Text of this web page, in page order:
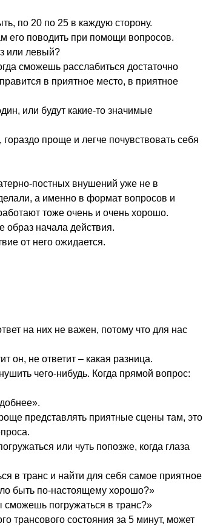
по 20 по 25 в каждую сторону.
его поводить при помощи вопросов.
или левый?
сможешь расслабиться достаточно
в приятное место, в приятное
или будут какие-то значимые
проще и легче почувствовать себя
постных внушений уже не в
а именно в формат вопросов и
тоже очень и очень хорошо.
образ начала действия.
от него ожидается.
на них не важен, потому что для нас
он, не ответит – какая разница.
чего-нибудь. Когда прямой вопрос:
представлять приятные сцены там, это
или чуть попозже, когда глаза
в транс и найти для себя самое приятное
быть по-настоящему хорошо?»
погружаться в транс?»
трансового состояния за 5 минут, может